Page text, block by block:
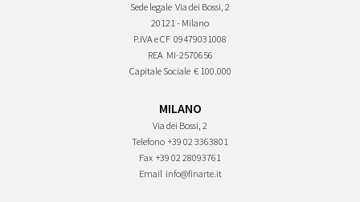
Sede legale Via dei Bossi, 2
20121 - Milano
P.IVA e CF 09479031008
REA MI-2570656
Capitale Sociale € 100.000
MILANO
Via dei Bossi, 2
Telefono +39 02 3363801
Fax +39 02 28093761
Email info@finarte.it